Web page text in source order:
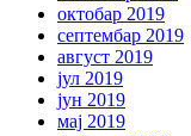
октобар 2019
септембар 2019
август 2019
јул 2019
јун 2019
мај 2019